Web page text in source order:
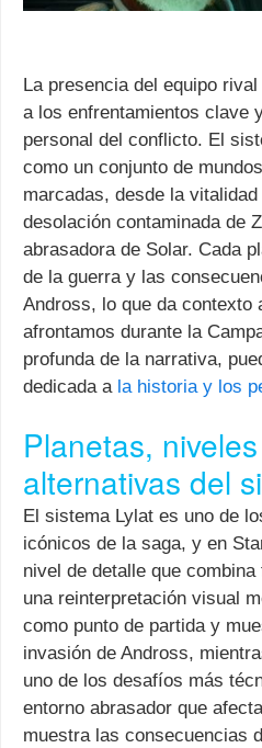
La presencia del equipo rival
a los enfrentamientos clave
personal del conflicto. El
como un conjunto de
marcadas, desde la
desolación contaminada de
abrasadora de Solar. Cada
de la guerra y las
Andross, lo que da contexto
afrontamos durante la
profunda de la narrativa,
dedicada a la historia y los
Planetas,
alternativas del
El sistema Lylat es uno de
icónicos de la saga, y en
nivel de detalle que
una reinterpretación visual
como punto de partida y
invasión de Andross,
uno de los desafíos más
entorno abrasador que
muestra las consecuencias